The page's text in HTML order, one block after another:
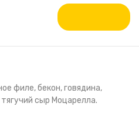
филе, бекон, говядина,
сыр Моцарелла.